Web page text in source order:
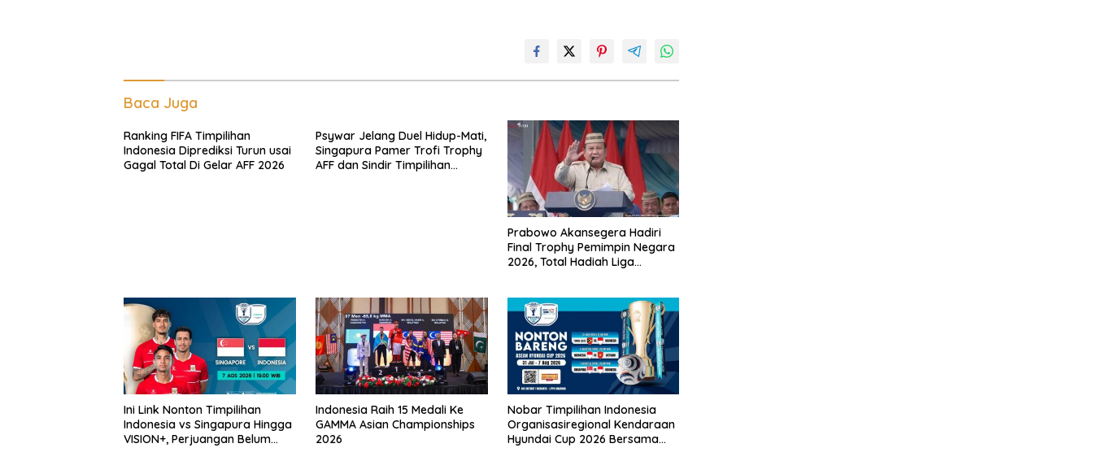
Baca Juga
Ranking FIFA Timpilihan
Indonesia Diprediksi Turun usai
Gagal Total Di Gelar AFF 2026
Psywar Jelang Duel Hidup-Mati,
Singapura Pamer Trofi Trophy
AFF dan Sindir Timpilihan
Prabowo Akansegera Hadiri
Final Trophy Pemimpin Negara
2026, Total Hadiah Liga
Ini Link Nonton Timpilihan
Indonesia vs Singapura Hingga
VISION+, Perjuangan Belum
Indonesia Raih 15 Medali Ke
GAMMA Asian Championships
2026
Nobar Timpilihan Indonesia
Organisasiregional Kendaraan
Hyundai Cup 2026 Bersama